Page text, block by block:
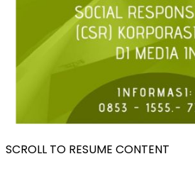
SCROLL TO RESUME CONTENT